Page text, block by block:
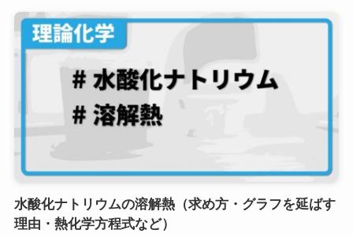
水酸化ナトリウムの溶解熱（求め方・グラフを延ばす
理由・熱化学方程式など）